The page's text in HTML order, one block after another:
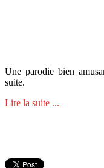
Une parodie bien
suite.
Lire la suite ...